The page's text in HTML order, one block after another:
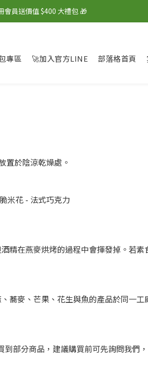
會員送價值 $400 大禮包 🎁
會員送價值 $400 大禮包 🎁
會員送價值 $400 大禮包 🎁
專區 🚀加入官方LINE 部落格首頁
置於陰涼乾燥處。
米花 - 法式巧克力
精在燕麥烘烤的過程中會揮發掉。若
蕎麥、芒果、花生與魚的產品於同一
部分商品，建議購買前可先詢問我們